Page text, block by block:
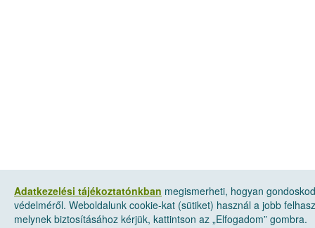
Adatkezelési tájékoztatónkban megismerheti, hogyan
védelméről. Weboldalunk cookie-kat (sütiket) használ a jobb
melynek biztosításához kérjük, kattintson az „Elfogadom” gombra.